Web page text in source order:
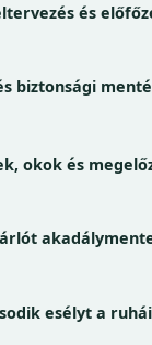
és
biztonsági
okok és
esélyt a